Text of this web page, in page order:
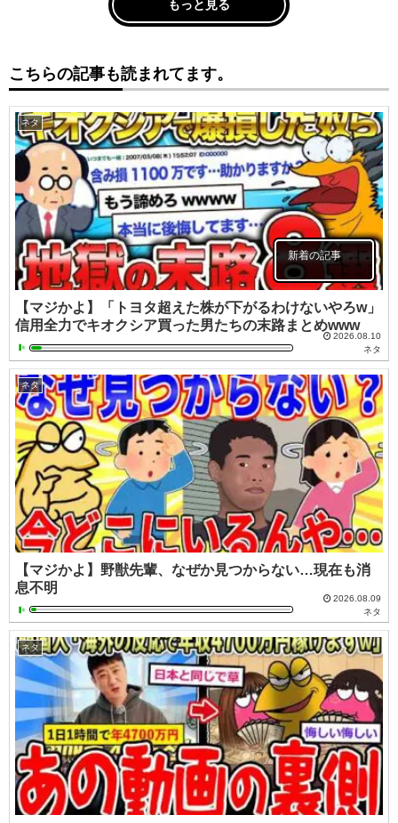
もっと見る
こちらの記事も読まれてます。
ネタ
新着の記事
【マジかよ】「トヨタ超えた株が下がるわけないやろw」
信用全力でキオクシア買った男たちの末路まとめwww
2026.08.10
ネタ
ネタ
【マジかよ】野獣先輩、なぜか見つからない…現在も消
息不明
2026.08.09
ネタ
ネタ